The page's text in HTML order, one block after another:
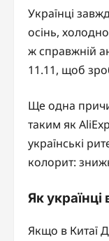
Українці
осінь,
ж справжній
11.11, щоб
Ще одна
таким як
українські
колорит:
Як
Якщо в Китаї